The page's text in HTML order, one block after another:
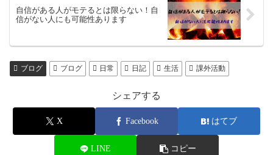
自信がある人がモテるとは限らない！自
信がない人にも可能性あります
ブログ ブログ 日常 日記 生活 課外活動
シェアする
X Facebook はてブ
LINE コピー